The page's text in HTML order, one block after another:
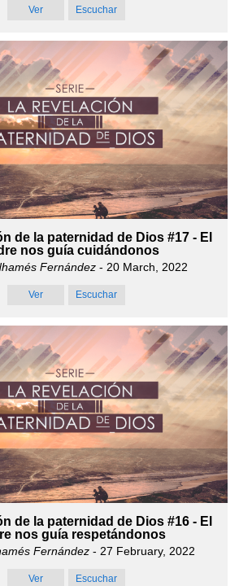
Ver Escuchar
de la paternidad de Dios #17 - El
nos guía cuidándonos
Fernández - 20 March, 2022
Ver Escuchar
de la paternidad de Dios #16 - El
nos guía respetándonos
Fernández- 27 February, 2022
Ver Escuchar